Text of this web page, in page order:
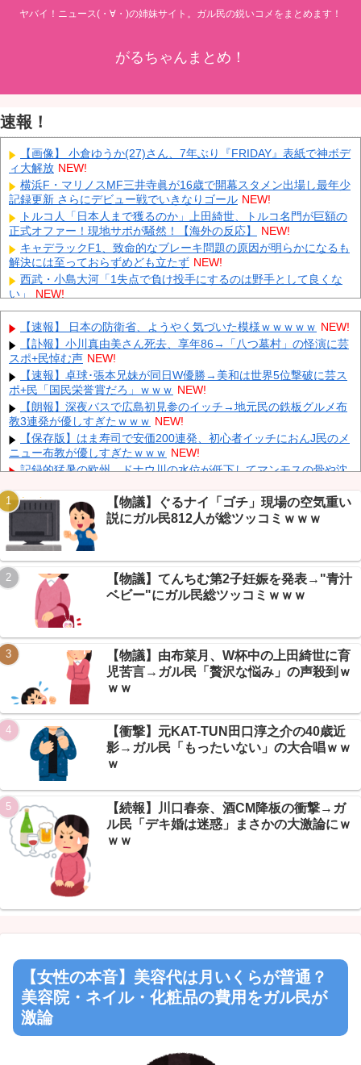
ヤバイ！ニュース(・∀・)の姉妹サイト。ガル民の鋭いコメをまとめます！
がるちゃんまとめ！
速報！
【画像】 小倉ゆうか(27)さん、7年ぶり『FRIDAY』表紙で神ボデ
ィ大解放 NEW!
横浜F・マリノスMF三井寺眞が16歳で開幕スタメン出場し最年少
記録更新 さらにデビュー戦でいきなりゴール NEW!
トルコ人「日本人まで獲るのか」上田綺世、トルコ名門が巨額の
正式オファー！現地サポが騒然！【海外の反応】
NEW!
キャデラックF1、致命的なブレーキ問題の原因が明らかになるも
解決には至っておらずめども立たず NEW!
西武・小島大河「1失点で負け投手にするのは野手として良くな
い」
NEW!
【鹿児島】 突然右折し路面電車と衝突 乗っていた男女3人は車を
放置しダッシュで逃走中
NEW!
中国「大豪雨！」三峡ダム「基礎部分破損」中国「全力放流！」
台風13号「中国上陸予測」台風15号「中国接近（画像」中国「台風
同時上陸！（穀物生産が壊滅危機」→
NEW!
長崎の語り部のお爺ちゃん(84)、学生に『日本も核武装が必要』
と言われびっくり NEW!
「あきれてモノが言えない」「国を維持できるの？」外国人の永
住許可要件の厳格化で在日中国人の本音は？ NEW!
ウクライナがモスクワに向けて初の弾道ミサイルを発射か？！
NEW!
Powered by livedoor 相互RSS
【速報】 日本の防衛省、ようやく気づいた模様ｗｗｗｗｗ NEW!
【訃報】小川真由美さん死去、享年86→「八つ墓村」の怪演に芸
スポ+民悼む声 NEW!
【速報】卓球･張本兄妹が同日W優勝→美和は世界5位撃破に芸ス
ポ+民「国民栄誉賞だろ」ｗｗｗ NEW!
【朗報】深夜バスで広島初見参のイッチ→地元民の鉄板グルメ布
教3連発が優しすぎたｗｗｗ NEW!
【保存版】はま寿司で安価200連発、初心者イッチにおんJ民のメ
ニュー布教が優しすぎたｗｗｗ NEW!
記録的猛暑の欧州、ドナウ川の水位が低下してマンモスの骨や沈
【驚愕】 新幹線じゃなく『帰省費4000円』安くなる在来線で帰
省した結果ｗｗｗｗｗ NEW!
【悲報】 大分県、ガチで逝く・・・・・・
【悲報】 取引先専務「Aを20個注文する」 ぼく「いつも1～2個
しか使わないけど本当に20であってる？」 取専「あってる」→結果
『こう』なったんだが... NEW!
【悲報】新NISA11ヶ月で利益19万円→VIPPERの「30年で600
万」皮算用に総ツッコミｗｗｗ
Powered by livedoor 相互RSS
【物議】ぐるナイ「ゴチ」現場の空気重い
説にガル民812人が総ツッコミｗｗｗ
【物議】てんちむ第2子妊娠を発表→"青汁
ベビー"にガル民総ツッコミｗｗｗ
【物議】由布菜月、W杯中の上田綺世に育
児苦言→ガル民「贅沢な悩み」の声殺到ｗ
ｗｗ
【衝撃】元KAT-TUN田口淳之介の40歳近
影→ガル民「もったいない」の大合唱ｗｗ
ｗ
【続報】川口春奈、酒CM降板の衝撃→ガ
ル民「デキ婚は迷惑」まさかの大激論にｗ
ｗｗ
【女性の本音】美容代は月いくらが普通？
美容院・ネイル・化粧品の費用をガル民が
激論